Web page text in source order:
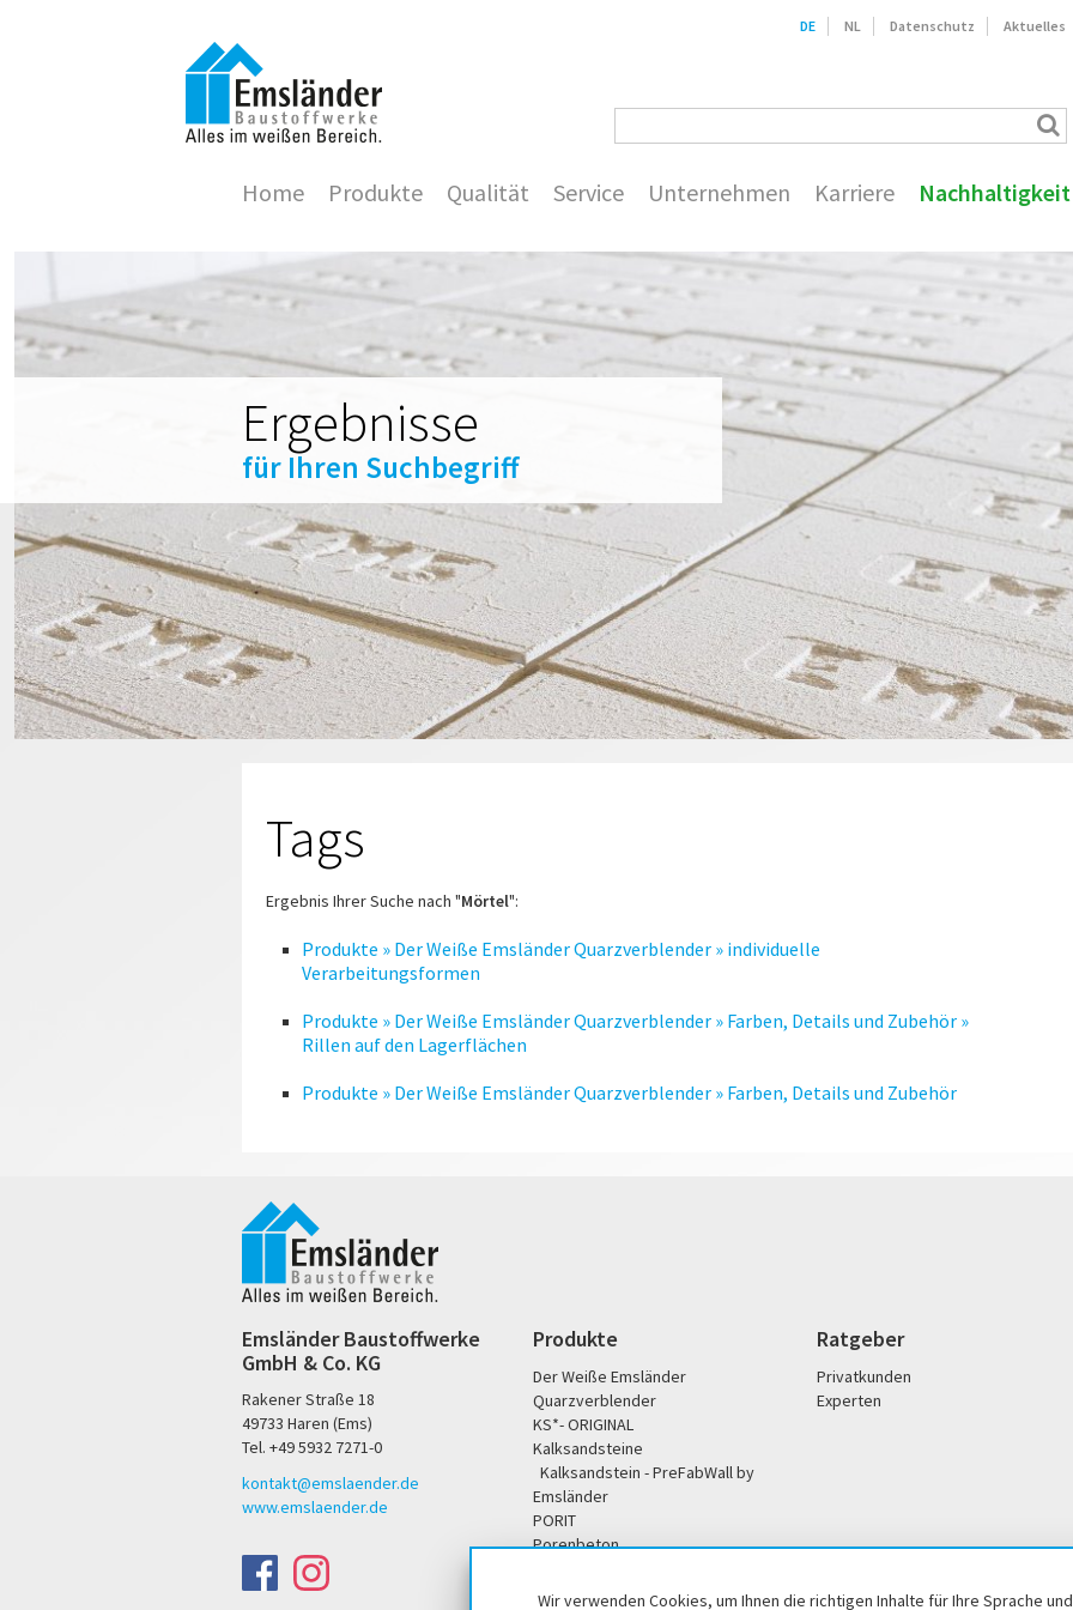
Wir verwenden Cookies, um Ihnen die richtigen Inhalte für Ihre Sprache und
DE NL Datenschutz Aktuelles
Home Produkte Qualität Service Unternehmen Karriere Nachhaltigkeit
Ergebnisse
für Ihren Suchbegriff
Tags
Ergebnis Ihrer Suche nach "Mörtel":
Produkte » Der Weiße Emsländer Quarzverblender » individuelle
Verarbeitungsformen
Produkte » Der Weiße Emsländer Quarzverblender » Farben, Details und Zubehör »
Rillen auf den Lagerflächen
Produkte » Der Weiße Emsländer Quarzverblender » Farben, Details und Zubehör
Emsländer Baustoffwerke
GmbH & Co. KG
Rakener Straße 18
49733 Haren (Ems)
Tel. +49 5932 7271-0
kontakt@emslaender.de
www.emslaender.de
Produkte
Der Weiße Emsländer
Quarzverblender
KS*- ORIGINAL
Kalksandsteine
Kalksandstein - PreFabWall by
Emsländer
PORIT
Porenbeton
Ratgeber
Privatkunden
Experten
Unternehmen Service